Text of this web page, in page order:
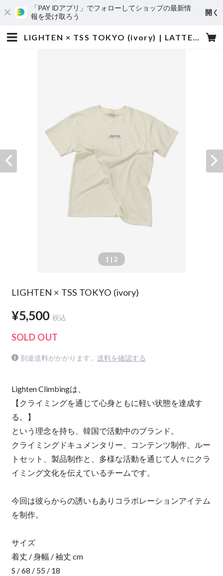
「PAY IDアプリ」でフォローしてショップの最新情
報を受け取ろう
開く
LIGHTEN × TSS TOKYO (ivory) | LATTEST WEB SHOP
1 | 2
LIGHTEN × TSS TOKYO (ivory)
¥5,500 税込
SOLD OUT
別途送料がかかります。 送料を確認する
Lighten Climbingは、
【クライミングを通じて心身ともに軽い状態を達成す
る。】
という理念を持ち、韓国で活動中のブランド。
クライミングドキュメンタリー、コンテンツ制作、ルー
トセット、製品制作と、多様な活動を通じて人々にクラ
イミング文化を伝えているチームです。
今回は彼らからの誘いもありコラボレーションアイテム
を制作。
サイズ
着丈 / 身幅 / 袖丈 cm
S / 68 / 55 / 18